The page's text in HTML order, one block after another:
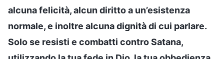
alcuna felicità, alcun diritto a un’esistenza
normale, e inoltre alcuna dignità di cui parlare.
Solo se resisti e combatti contro Satana,